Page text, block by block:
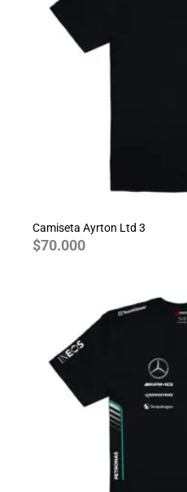
Camiseta Ayrton Ltd 3
$70.000